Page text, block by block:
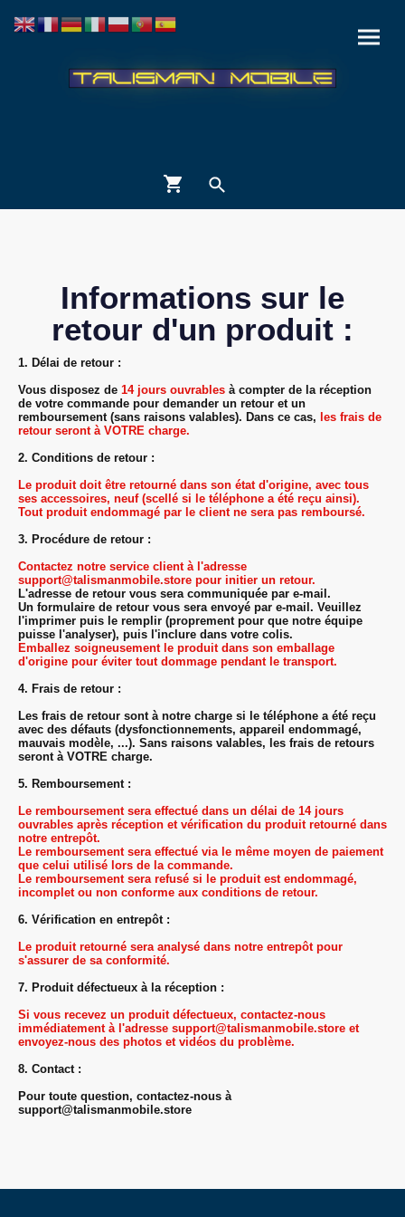
Informations sur le
retour d'un produit :
1. Délai de retour :
Vous disposez de 14 jours ouvrables à compter de la réception
de votre commande pour demander un retour et un
remboursement (sans raisons valables). Dans ce cas, les frais de
retour seront à VOTRE charge.
2. Conditions de retour :
Le produit doit être retourné dans son état d'origine, avec tous
ses accessoires, neuf (scellé si le téléphone a été reçu ainsi).
Tout produit endommagé par le client ne sera pas remboursé.
3. Procédure de retour :
Contactez notre service client à l'adresse
support@talismanmobile.store pour initier un retour.
L'adresse de retour vous sera communiquée par e-mail.
Un formulaire de retour vous sera envoyé par e-mail. Veuillez
l'imprimer puis le remplir (proprement pour que notre équipe
puisse l'analyser), puis l'inclure dans votre colis.
Emballez soigneusement le produit dans son emballage
d'origine pour éviter tout dommage pendant le transport.
4. Frais de retour :
Les frais de retour sont à notre charge si le téléphone a été reçu
avec des défauts (dysfonctionnements, appareil endommagé,
mauvais modèle, ...). Sans raisons valables, les frais de retours
seront à VOTRE charge.
5. Remboursement :
Le remboursement sera effectué dans un délai de 14 jours
ouvrables après réception et vérification du produit retourné dans
notre entrepôt.
Le remboursement sera effectué via le même moyen de paiement
que celui utilisé lors de la commande.
Le remboursement sera refusé si le produit est endommagé,
incomplet ou non conforme aux conditions de retour.
6. Vérification en entrepôt :
Le produit retourné sera analysé dans notre entrepôt pour
s'assurer de sa conformité.
7. Produit défectueux à la réception :
Si vous recevez un produit défectueux, contactez-nous
immédiatement à l'adresse support@talismanmobile.store et
envoyez-nous des photos et vidéos du problème.
8. Contact :
Pour toute question, contactez-nous à
support@talismanmobile.store